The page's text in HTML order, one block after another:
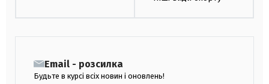
Email - розсилка
Будьте в курсі всіх новин і оновлень!